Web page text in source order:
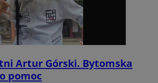
Artur Górski. Bytomska
pomoc